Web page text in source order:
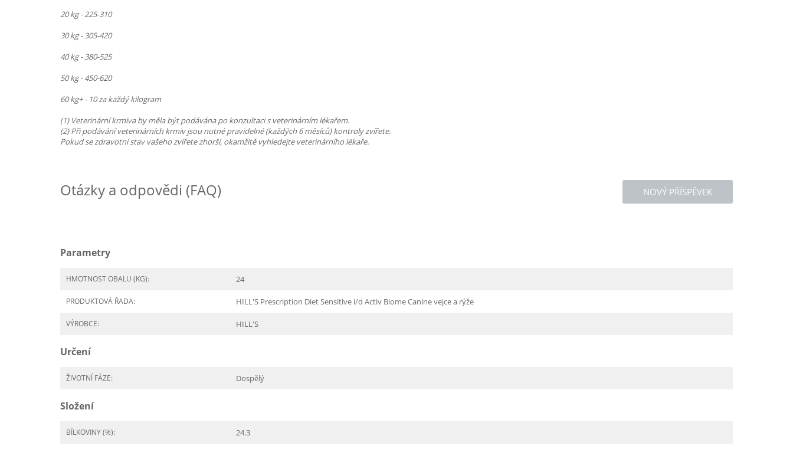
20 kg - 225-310
30 kg - 305-420
40 kg - 380-525
50 kg - 450-620
60 kg+ - 10 za každý kilogram
(1) Veterinární krmiva by měla být podávána po konzultaci s veterinárním lékařem.
(2) Při podávání veterinárních krmiv jsou nutné pravidelné (každých 6 měsíců) kontroly zvířete.
Pokud se zdravotní stav vašeho zvířete zhorší, okamžitě vyhledejte veterinárního lékaře.
NOVÝ PŘÍSPĚVEK
Otázky a odpovědi (FAQ)
Parametry
HMOTNOST OBALU (KG): 24
PRODUKTOVÁ ŘADA: HILL'S Prescription Diet Sensitive i/d Activ Biome Canine vejce a rýže
VÝROBCE: HILL'S
Určení
ŽIVOTNÍ FÁZE: Dospělý
Složení
BÍLKOVINY (%): 24.3